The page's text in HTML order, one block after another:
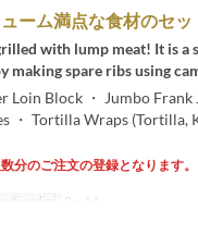
ーム満点な食材のセッ
with lump meat! It is a
making spare ribs using
Loin Block ・ Jumbo Frank
・ Tortilla Wraps (Tortilla,
分のご注文の登録となります。
di ordini 2 ~ 14